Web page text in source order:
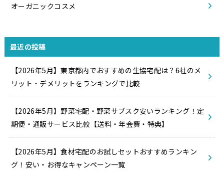
オーガニックコスメ
最近の投稿
【2026年5月】東京都内でおすすめの生協宅配は？6社のメ
リット・デメリットをランキングで比較
【2026年5月】野菜宅配・野菜サブスク安いランキング！定
期便・通販サービス比較【送料・年会費・特典】
【2026年5月】食材宅配のお試しセットおすすめランキン
グ！安い・お得なキャンペーン一覧